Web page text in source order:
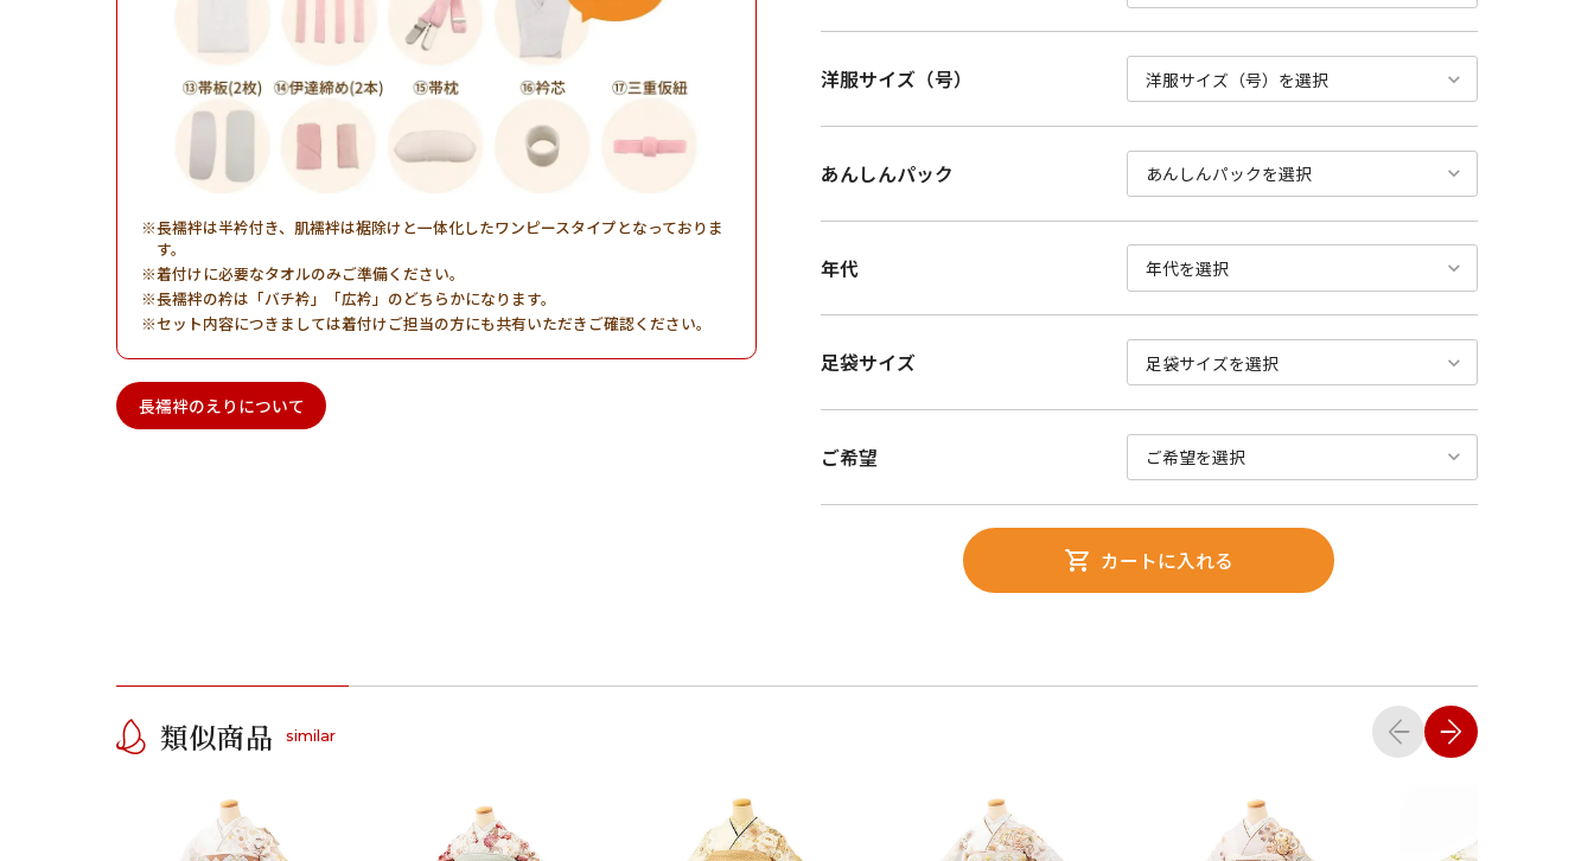
長襦袢は半衿付き、肌襦袢は裾除けと一体化したワンピースタイプとなっておりま
す。
着付けに必要なタオルのみご準備ください。
長襦袢の衿は「バチ衿」「広衿」のどちらかになります。
セット内容につきましては着付けご担当の方にも共有いただきご確認ください。
長襦袢のえりについて
洋服サイズ（号）
あんしんパック
年代
足袋サイズ
ご希望
カートに入れる
類似商品 similar